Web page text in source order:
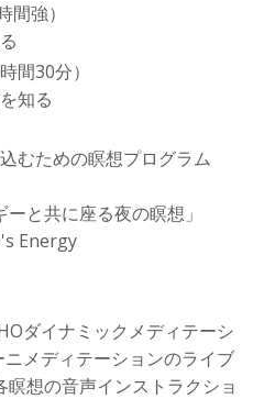
強）
間30分）
知る
むための瞑想プログラム
ーと共に座る夜の瞑想」
Energy
ダイナミックメディテーシ
ニメディテーションのライブ
想の音声インストラクショ